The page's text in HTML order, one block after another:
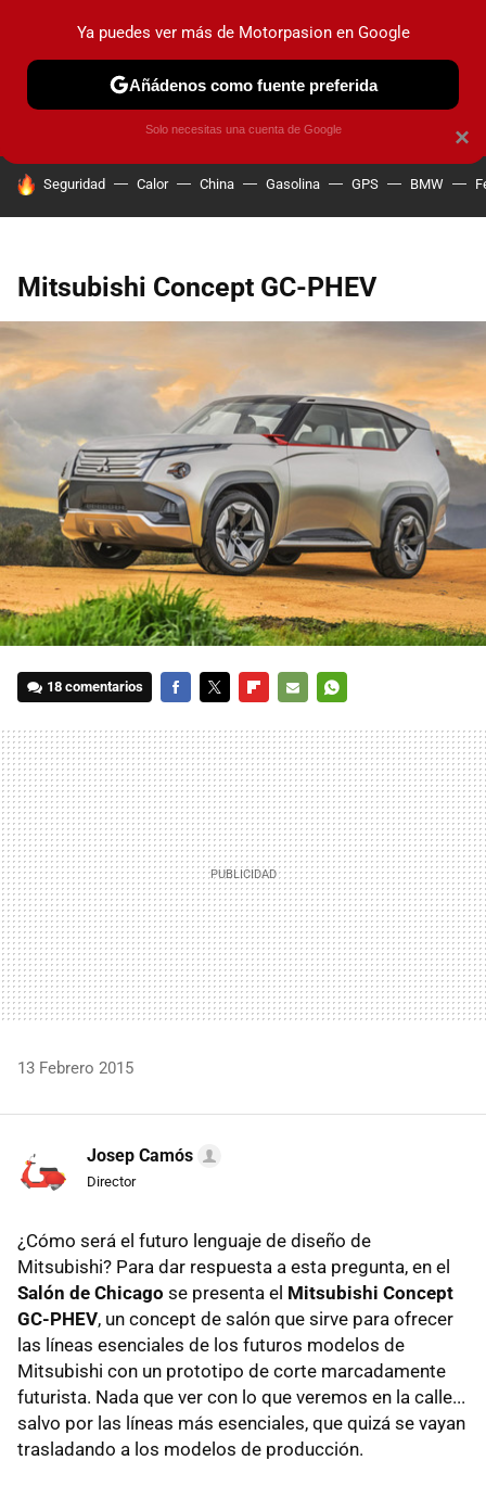
PRUEBAS COCHES ELÉCTRICOS OBSERVATORIO
HOY SE HABLA DE
Seguridad Calor China Gasolina GPS BMW
Mitsubishi Concept GC-PHEV
18 comentarios
MAIL
13 Febrero 2015
Josep Camós
Director
¿Cómo será el futuro lenguaje de diseño de
Mitsubishi? Para dar respuesta a esta pregunta, en el
Salón de Chicago se presenta el Mitsubishi Concept
GC-PHEV, un concept de salón que sirve para ofrecer
las líneas esenciales de los futuros modelos de
Mitsubishi con un prototipo de corte marcadamente
futurista. Nada que ver con lo que veremos en la calle...
salvo por las líneas más esenciales, que quizá se vayan
trasladando a los modelos de producción.
×
Ya puedes ver más de Motorpasion en Google
Añádenos como fuente preferida
Solo necesitas una cuenta de Google